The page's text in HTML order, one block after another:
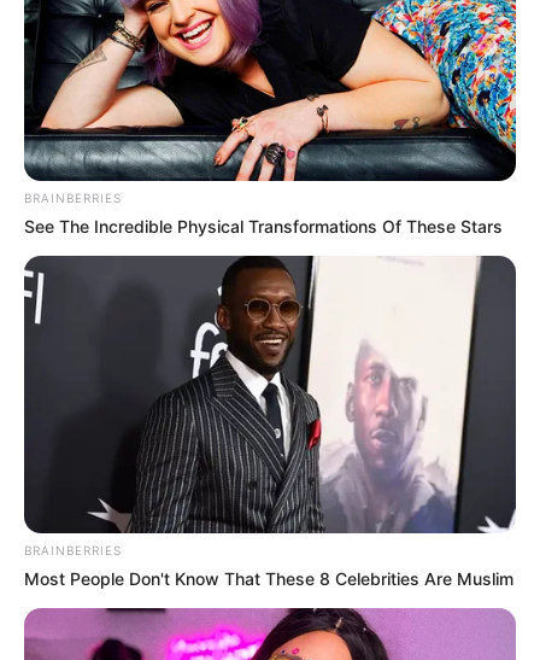
BRAINBERRIES
See The Incredible Physical Transformations Of These Stars
BRAINBERRIES
Most People Don't Know That These 8 Celebrities Are Muslim